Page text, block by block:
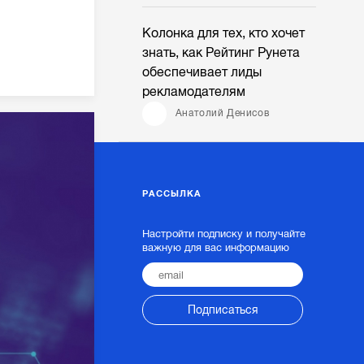
Колонка для тех, кто хочет
знать, как Рейтинг Рунета
обеспечивает лиды
рекламодателям
Анатолий Денисов
РАССЫЛКА
Настройти подписку и получайте
важную для вас информацию
Подписаться